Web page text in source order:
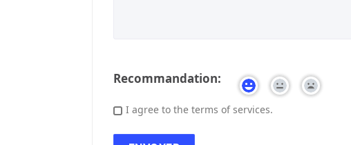
Recommandation:
I agree to the terms of services.